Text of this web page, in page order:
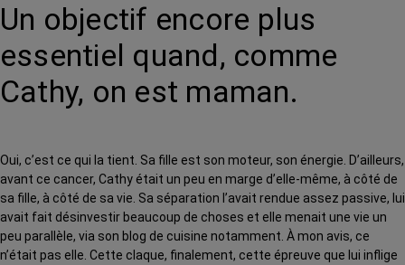
Un objectif encore plus
essentiel quand, comme
Cathy, on est maman.
Oui, c’est ce qui la tient. Sa fille est son moteur, son énergie. D’ailleurs,
avant ce cancer, Cathy était un peu en marge d’elle-même, à côté de
sa fille, à côté de sa vie. Sa séparation l’avait rendue assez passive, lui
avait fait désinvestir beaucoup de choses et elle menait une vie un
peu parallèle, via son blog de cuisine notamment. À mon avis, ce
n’était pas elle. Cette claque, finalement, cette épreuve que lui inflige